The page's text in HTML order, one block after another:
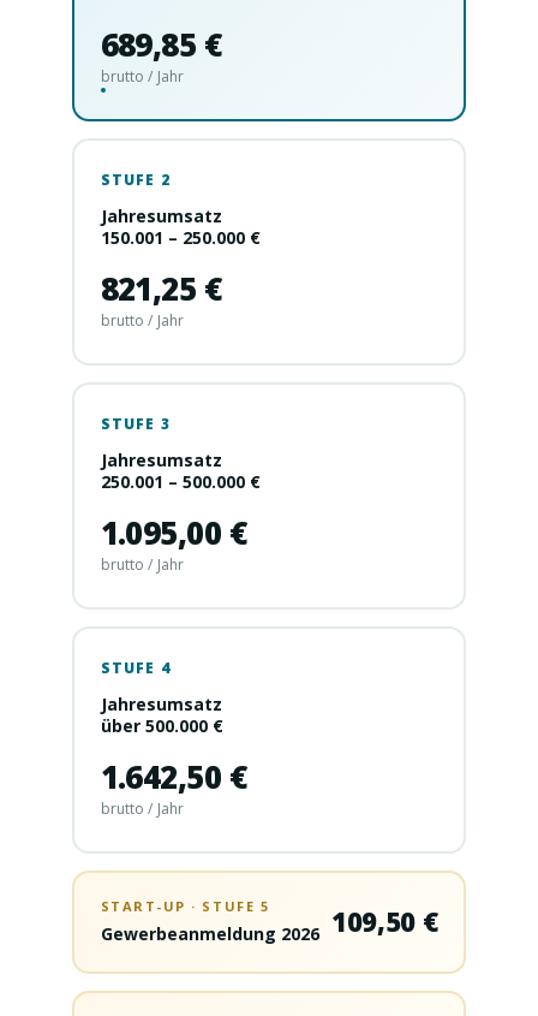
689,85 €
brutto / Jahr
STUFE 2
Jahresumsatz
150.001 – 250.000 €
821,25 €
brutto / Jahr
STUFE 3
Jahresumsatz
250.001 – 500.000 €
1.095,00 €
brutto / Jahr
STUFE 4
Jahresumsatz
über 500.000 €
1.642,50 €
brutto / Jahr
START-UP · STUFE 5
Gewerbeanmeldung 2026 109,50 €